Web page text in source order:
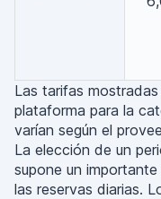
Las tarifas
plataforma para la
varían según el
La elección de un
supone un
las reservas diarias.